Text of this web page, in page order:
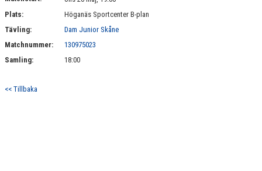
KONTAKT
Plats:
Höganäs Sportcenter B-plan
Tävling:
Dam Junior Skåne
Matchnummer:
130975023
Samling:
18:00
<< Tillbaka